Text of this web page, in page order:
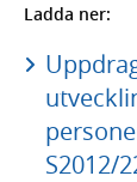
Ladda ner:
S2012/